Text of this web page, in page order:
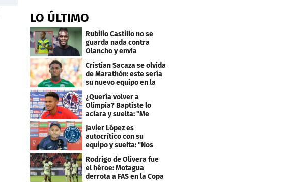
LO ÚLTIMO
Rubilio Castillo no se
guarda nada contra
Olancho y envía
mensaje a Bengtson
Cristian Sacaza se olvida
de Marathón: este sería
su nuevo equipo en la
Liga Nacional
¿Quería volver a
Olimpia? Baptiste lo
aclara y suelta: "Me
faltaba un equipo
grande"
Javier López es
autocrítico con su
equipo y suelta: "Nos
costó muchísimo..."
Rodrigo de Olivera fue
el héroe: Motagua
derrota a FAS en la Copa